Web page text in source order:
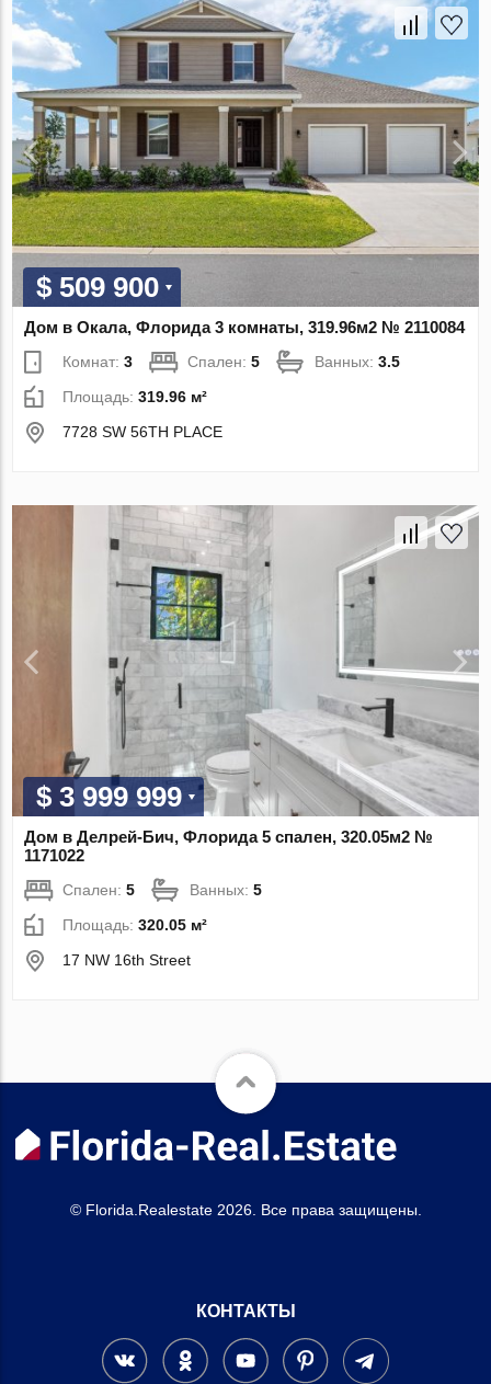
$ 509 900
Дом в Окала, Флорида 3 комнаты, 319.96м2 № 2110084
Комнат:3 Спален:5 Ванных:3.5
Площадь:319.96 м²
7728 SW 56TH PLACE
$ 3 999 999
Дом в Делрей-Бич, Флорида 5 спален, 320.05м2 №
1171022
Спален:5 Ванных:5
Площадь:320.05 м²
17 NW 16th Street
© Florida.Realestate 2026. Все права защищены.
КОНТАКТЫ